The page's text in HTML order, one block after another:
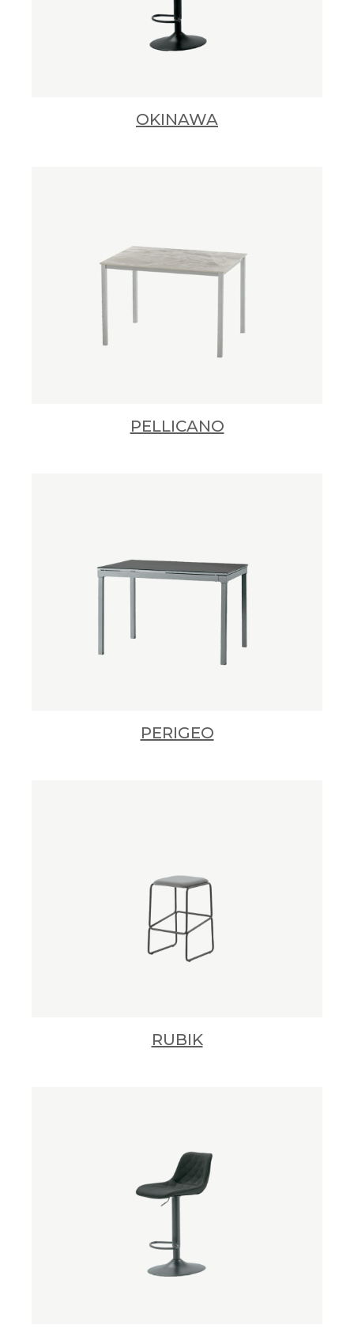
OKINAWA
PELLICANO
PERIGEO
RUBIK